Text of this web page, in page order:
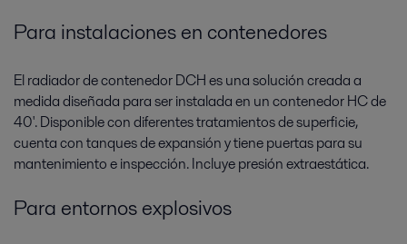
Para instalaciones en contenedores
El radiador de contenedor DCH es una solución creada a
medida diseñada para ser instalada en un contenedor HC de
40'. Disponible con diferentes tratamientos de superficie,
cuenta con tanques de expansión y tiene puertas para su
mantenimiento e inspección. Incluye presión extraestática.
Para entornos explosivos